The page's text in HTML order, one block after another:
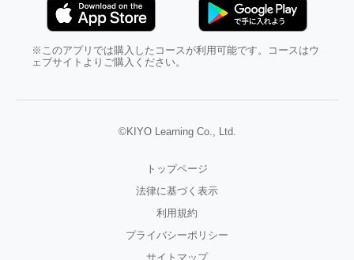
※このアプリでは購入したコースが利用可能です。コースはウ
ェブサイトよりご購入ください。
©KIYO Learning Co., Ltd.
トップページ
法律に基づく表示
利用規約
プライバシーポリシー
サイトマップ